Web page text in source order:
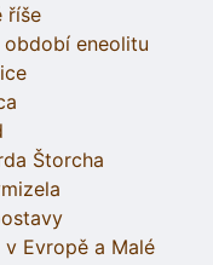
říše
eneolitu
Štorcha
Evropě a Malé